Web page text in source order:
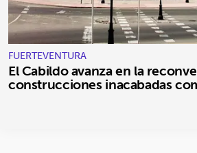
FUERTEVENTURA
El Cabildo avanza en la
construcciones inacabadas